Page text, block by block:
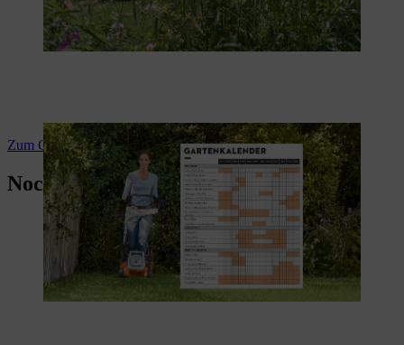
Zum Gartenkalender
Noch mehr zur Rasenpflege und Hilfe